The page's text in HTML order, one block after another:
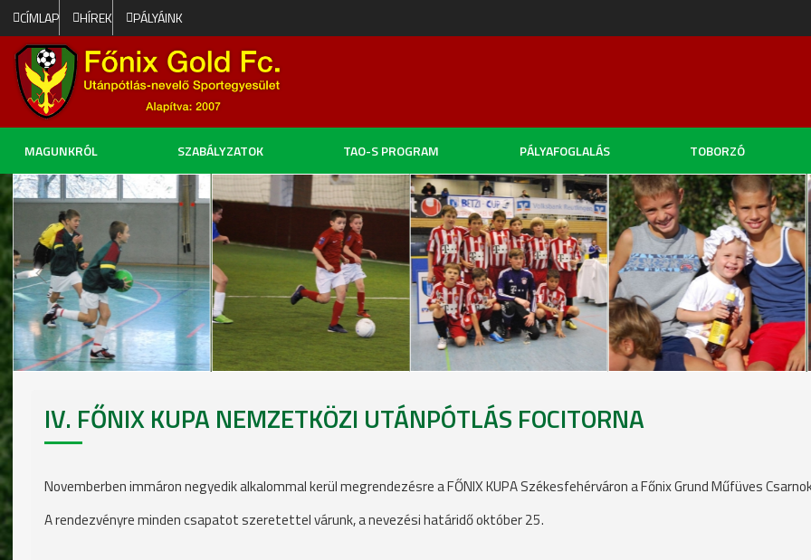
CÍMLAP HÍREK PÁLYÁINK
MAGUNKRÓL SZABÁLYZATOK TAO-S PROGRAM PÁLYAFOGLALÁS TOBORZÓ
IV. FŐNIX KUPA NEMZETKÖZI UTÁNPÓTLÁS FOCITORNA
Novemberben immáron negyedik alkalommal kerül megrendezésre a FŐNIX KUPA Székesfehérváron a Főnix Grund Műfüves
A rendezvényre minden csapatot szeretettel várunk, a nevezési határidő október 25.